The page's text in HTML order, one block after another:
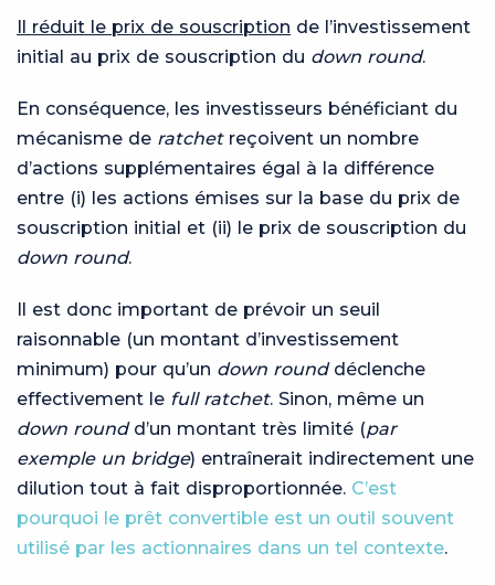
Il réduit le prix de souscription de l’investissement
initial au prix de souscription du down round.
En conséquence, les investisseurs bénéficiant du
mécanisme de ratchetreçoivent un nombre
d’actions supplémentaires égal à la différence
entre (i) les actions émises sur la base du prix de
souscription initial et (ii) le prix de souscription du
down round.
Il est donc important de prévoir un seuil
raisonnable (un montant d’investissement
minimum) pour qu’un down rounddéclenche
effectivement le full ratchet. Sinon, même un
down roundd’un montant très limité (par
exemple un bridge) entraînerait indirectement une
dilution tout à fait disproportionnée. C’est
pourquoi le prêt convertible est un outil souvent
utilisé par les actionnaires dans un tel contexte.